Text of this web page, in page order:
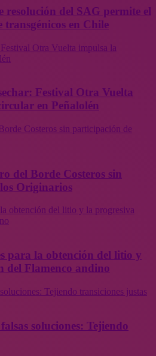
del SAG permite el
transgénicos en Chile
Otra Vuelta impulsa la
Festival Otra Vuelta
en Peñalolén
Costeros sin participación de
del Borde Costeros sin
Originarios
obtención del litio y la progresiva
para la obtención del litio y
del Flamenco andino
Tejiendo transiciones justas
soluciones: Tejiendo